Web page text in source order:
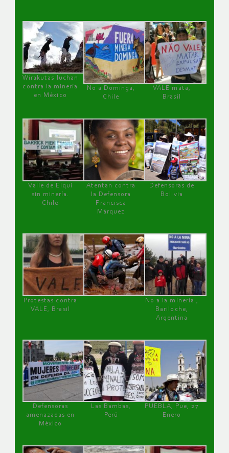
Wirakutas luchan
contra la minería
en México
No a Dominga,
Chile
VALE mata,
Brasil
Valle de Elqui
sin minería.
Chile
Atentan contra
la Defensora
Francisca
Márquez
Defensoras de
Bolivia
Protestas contra
VALE, Brasil
No a la minería ,
Bariloche,
Argentina
Defensoras
amenazadas en
México
Las Bambas,
Perú
PUEBLA, Pue, 27
Enero